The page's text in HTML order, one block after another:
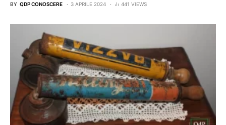
BY QDP CONOSCERE 3 APRILE 2024 441 VIEWS